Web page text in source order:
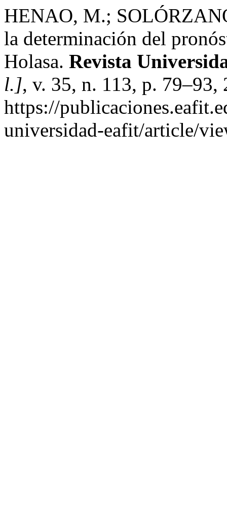
HENAO, M.;
la determinación del
Holasa. Revista
l.], v. 35, n. 113, p.
https://
universidad-eafit/article/